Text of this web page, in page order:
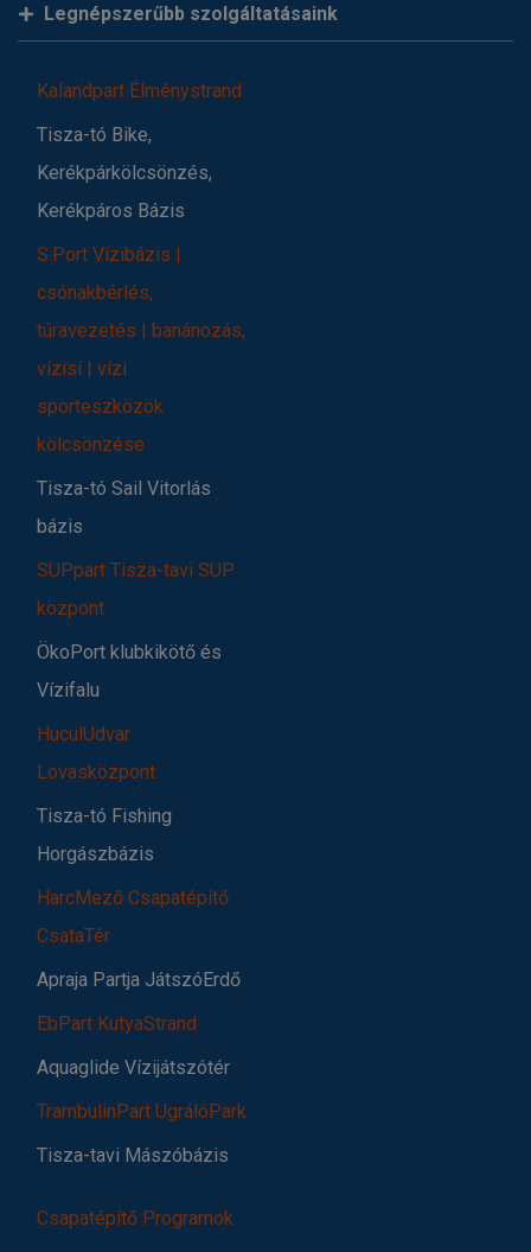
Legnépszerűbb szolgáltatásaink
Kalandpart Élménystrand
Tisza-tó Bike,
Kerékpárkölcsönzés,
Kerékpáros Bázis
S.Port Vízibázis |
csónakbérlés,
túravezetés | banánozás,
vízisí | vízi
sporteszközök
kölcsönzése
Tisza-tó Sail Vitorlás
bázis
SUPpart Tisza-tavi SUP
központ
ÖkoPort klubkikötő és
Vízifalu
HuculUdvar
Lovasközpont
Tisza-tó Fishing
Horgászbázis
HarcMező Csapatépítő
CsataTér
Apraja Partja JátszóErdő
EbPart KutyaStrand
Aquaglide Vízijátszótér
TrambulinPart UgrálóPark
Tisza-tavi Mászóbázis
Csapatépítő Programok